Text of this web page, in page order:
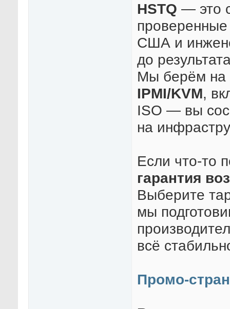
HSTQ — это
США и
до
Мы берём на
IPMI/KVM,
ISO — вы
на
Если что-то
гарантия
Выберите
мы
всё
Промо-